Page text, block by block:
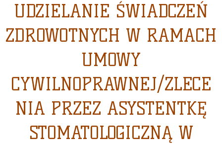
UDZIELANIE ŚWIADCZEŃ
ZDROWOTNYCH W RAMACH
UMOWY
CYWILNOPRAWNEJ/ZLECE
NIA PRZEZ ASYSTENTKĘ
STOMATOLOGICZNĄ W